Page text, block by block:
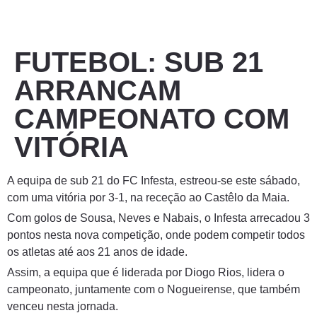
FUTEBOL: SUB 21
ARRANCAM
CAMPEONATO COM
VITÓRIA
A equipa de sub 21 do FC Infesta, estreou-se este sábado,
com uma vitória por 3-1, na receção ao Castêlo da Maia.
Com golos de Sousa, Neves e Nabais, o Infesta arrecadou 3
pontos nesta nova competição, onde podem competir todos
os atletas até aos 21 anos de idade.
Assim, a equipa que é liderada por Diogo Rios, lidera o
campeonato, juntamente com o Nogueirense, que também
venceu nesta jornada.